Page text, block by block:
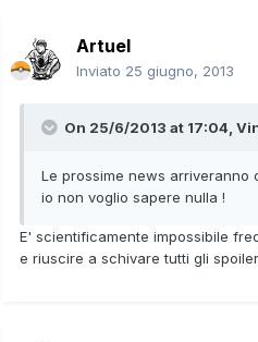
Artuel
Inviato 25 giugno, 2013
On 25/6/2013 at 17:04,
Le prossime news arriveranno
io non voglio sapere nulla !
E' scientificamente impossibile
e riuscire a schivare tutti gli